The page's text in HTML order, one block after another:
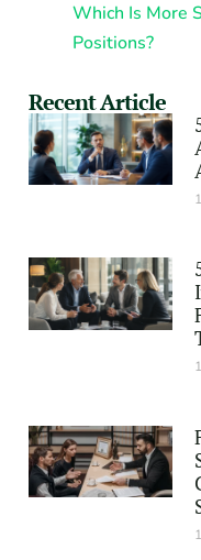
Which Is More
Positions?
Recent Article